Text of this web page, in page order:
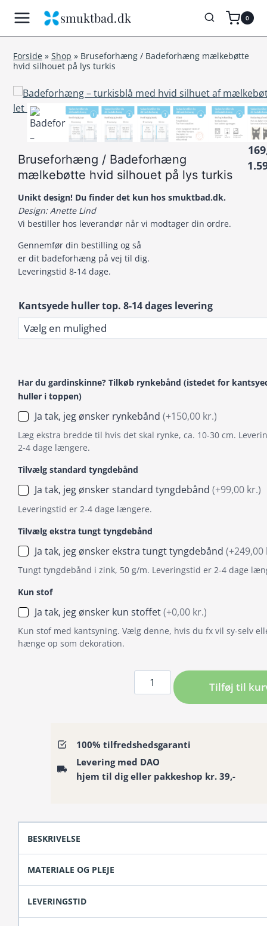
indhold
smuktbad.dk 0
Forside » Shop » Bruseforhæng / Badeforhæng mælkebøtte
hvid silhouet på lys turkis
Bruseforhæng / Badeforhæng
mælkebøtte hvid silhouet på lys turkis
Unikt design! Du finder det kun hos smuktbad.dk.
Design: Anette Lind
Vi bestiller hos leverandør når vi modtager din ordre.
Gennemfør din bestilling og så
er dit badeforhæng på vej til dig.
Leveringstid 8-14 dage.
Kantsyede huller top. 8-14 dages levering
Har du gardinskinne? Tilkøb rynkebånd (istedet for
huller i toppen)
Ja tak, jeg ønsker rynkebånd (+150,00 kr.)
Læg ekstra bredde til hvis det skal rynke, ca. 10-30 cm.
2-4 dage længere.
Tilvælg standard tyngdebånd
Ja tak, jeg ønsker standard tyngdebånd (+99,00 kr.)
Leveringstid er 2-4 dage længere.
Tilvælg ekstra tungt tyngdebånd
Ja tak, jeg ønsker ekstra tungt tyngdebånd (+249,00
Tungt tyngdebånd i zink, 50 g/m. Leveringstid er 2-4 dage
Kun stof
Ja tak, jeg ønsker kun stoffet(+0,00 kr.)
Kun stof med kantsyning. Vælg denne, hvis du fx vil sy-selv
hænge op som dekoration.
Bruseforhæng
/
Badeforhæng
silhouet
på
lys
Tilføj til
100% tilfredshedsgaranti
Levering med DAO
hjem til dig eller pakkeshop kr. 39,-
BESKRIVELSE
MATERIALE OG PLEJE
LEVERINGSTID